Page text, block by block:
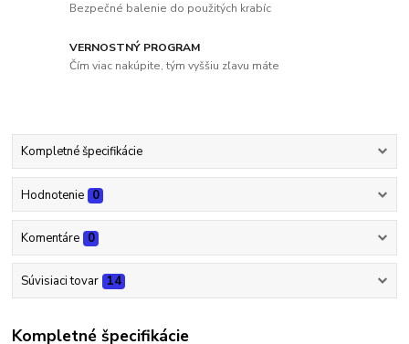
Bezpečné balenie do použitých krabíc
VERNOSTNÝ PROGRAM
Čím viac nakúpite, tým vyššiu zľavu máte
Kompletné špecifikácie
Hodnotenie 0
Komentáre 0
Súvisiaci tovar 14
Kompletné špecifikácie